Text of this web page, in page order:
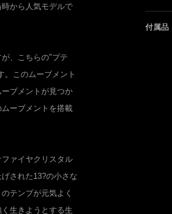
から人気モデルで
、こちらの"プテ
。このムーブメント
ブメントが見つか
ーブメントを搭載
ァイヤクリスタル
された13?の小さな
テンプが元気よく
生きようとする生
付属品